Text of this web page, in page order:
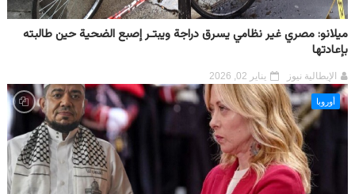
ميلانو: مصري غير نظامي يسرق دراجة ويبتـر إصبع الضحية حين طالبته
بإعادتها
الإيطالية نيوز يناير 02, 2026
أوروبا